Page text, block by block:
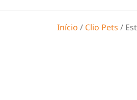
Início / Clio Pets /